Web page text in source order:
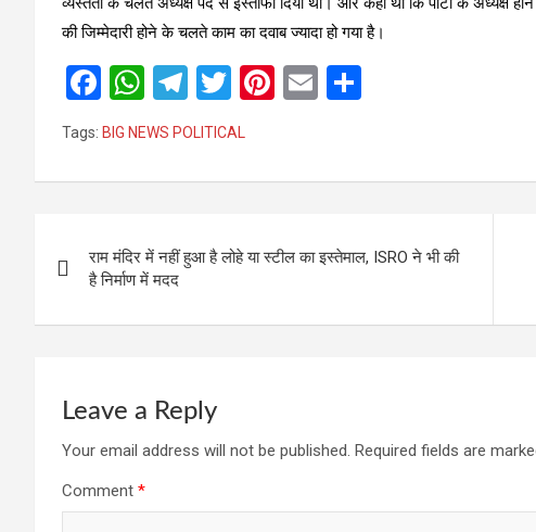
की जिम्मेदारी होने के चलते काम का दवाब ज्यादा हो गया है।
F
a
ce
b
o
k
W
h
at
s
p
p
T
el
e
gr
m
T
wi
tt
er
Pi
es
E
e
Tags: BIG NEWS POLITICAL
navigation
राम मंदिर में नहीं हुआ है लोहे या स्टील का इस्तेमाल, ISRO ने भी की
है निर्माण में मदद
Leave a Reply
Your email address will not be published. Required fields are
Comment *